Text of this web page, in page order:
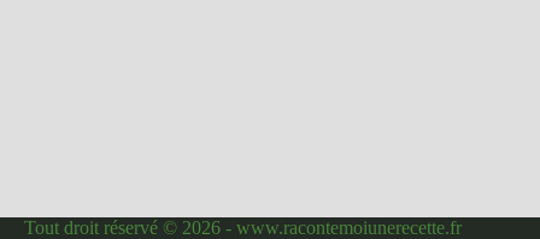
Tout droit réservé © 2026 - www.racontemoiunerecette.fr